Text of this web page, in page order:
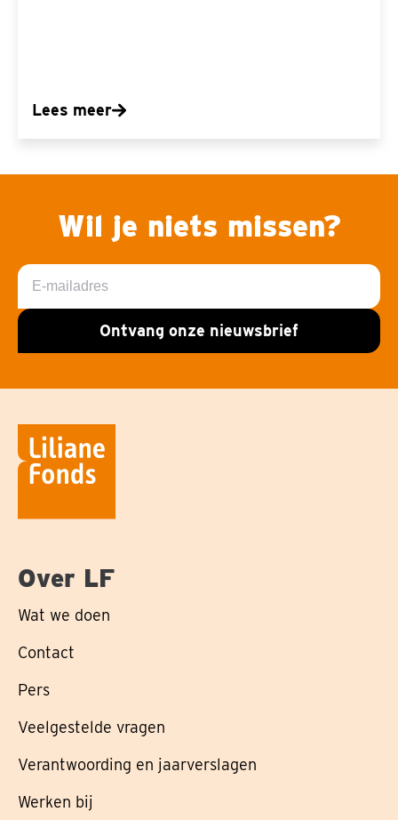
Lees meer
Wil je niets missen?
E-
mailadres
Ontvang onze nieuwsbrief
Over LF
Wat we doen
Contact
Pers
Veelgestelde vragen
Verantwoording en jaarverslagen
Werken bij